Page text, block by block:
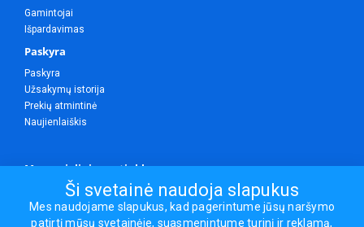
Gamintojai
Išpardavimas
Paskyra
Paskyra
Užsakymų istorija
Prekių atmintinė
Naujienlaiškis
Mes socialiniuose tinkluose
Ši svetainė naudoja slapukus
Mes naudojame slapukus, kad pagerintume jūsų naršymo
patirtį mūsų svetainėje, suasmenintume turinį ir reklamą,